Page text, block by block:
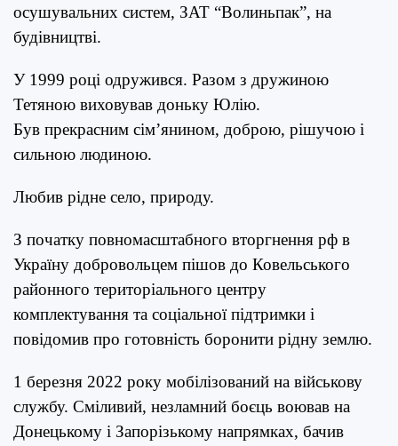
осушувальних систем, ЗАТ “Волиньпак”, на
будівництві.
У 1999 році одружився. Разом з дружиною
Тетяною виховував доньку Юлію.
Був прекрасним сім’янином, доброю, рішучою і
сильною людиною.
Любив рідне село, природу.
З початку повномасштабного вторгнення рф в
Україну добровольцем пішов до Ковельського
районного територіального центру
комплектування та соціальної підтримки і
повідомив про готовність боронити рідну землю.
1 березня 2022 року мобілізований на військову
службу. Сміливий, незламний боєць воював на
Донецькому і Запорізькому напрямках, бачив